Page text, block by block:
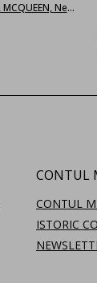
Sneakers ALEXANDER MCQUEEN, Negru full
CONTUL
CONTUL
ISTORIC